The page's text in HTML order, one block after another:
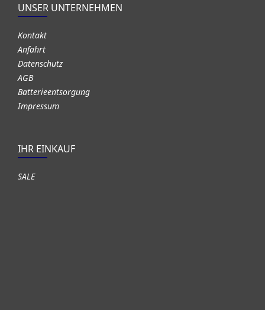
UNSER UNTERNEHMEN
Kontakt
Anfahrt
Datenschutz
AGB
Batterieentsorgung
Impressum
IHR EINKAUF
SALE